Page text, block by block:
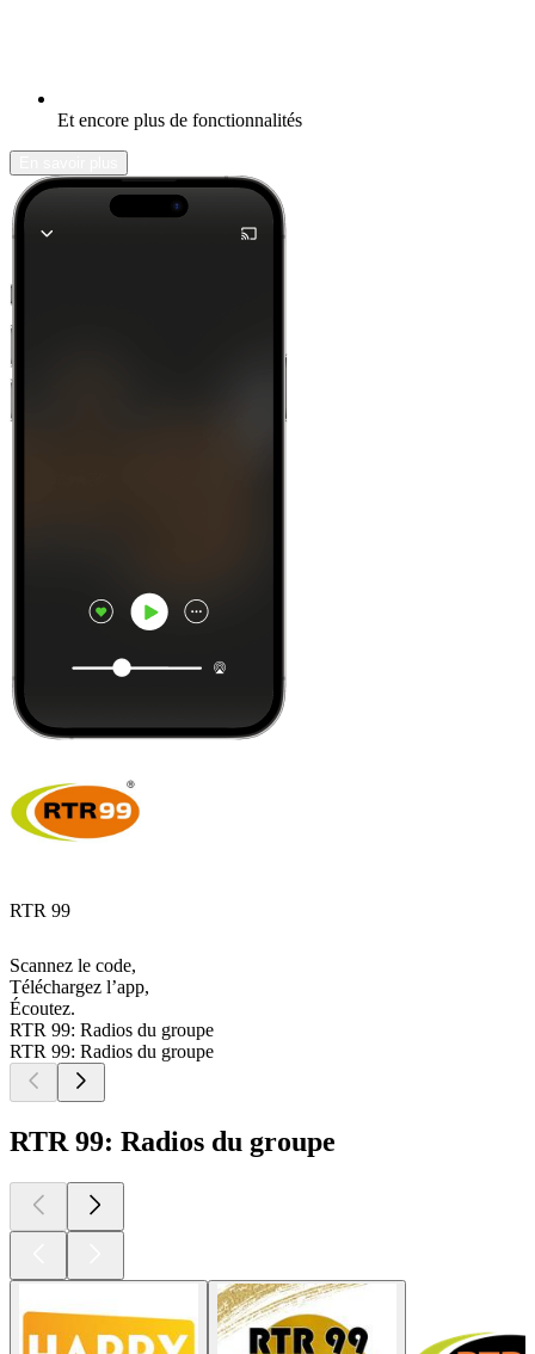
Et encore plus de fonctionnalités
RTR 99
Scannez le code,
Téléchargez l’app,
Écoutez.
RTR 99: Radios du groupe
RTR 99: Radios du groupe
RTR 99: Radios du groupe